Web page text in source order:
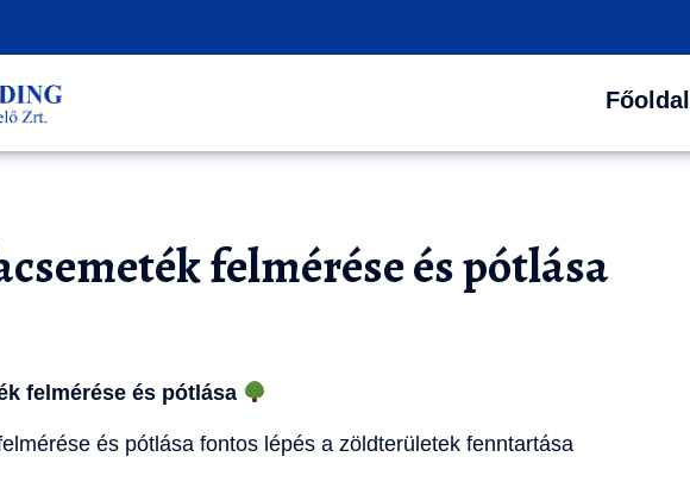
Főoldal
felmérése és pótlása
felmérése és pótlása
és pótlása fontos lépés a zöldterületek fenntartása